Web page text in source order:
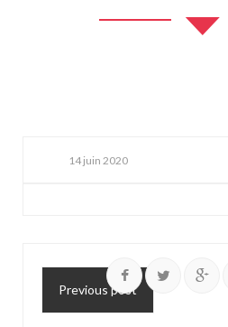
14 juin 2020
Previous post